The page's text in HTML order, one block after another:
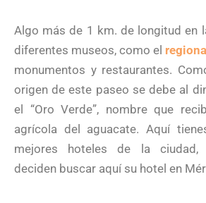
Algo más de 1 km. de longitud en
diferentes museos, como el
monumentos y restaurantes.
origen de este paseo se debe al
el “Oro Verde”, nombre que
agrícola del aguacate. Aquí
mejores hoteles de la ciudad,
deciden buscar aquí su hotel en